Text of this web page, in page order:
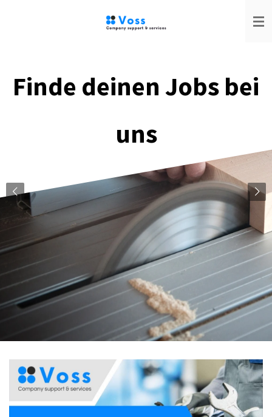
Finde deinen Jobs bei
uns